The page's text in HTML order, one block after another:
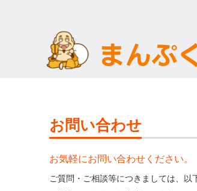
お問い合わせ
お気軽にお問い合わせください。
ご質問・ご相談等につきましては、以